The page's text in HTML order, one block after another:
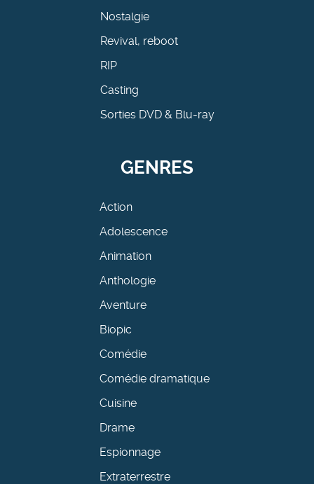
Nostalgie
Revival, reboot
RIP
Casting
Sorties DVD & Blu-ray
GENRES
Action
Adolescence
Animation
Anthologie
Aventure
Biopic
Comédie
Comédie dramatique
Cuisine
Drame
Espionnage
Extraterrestre